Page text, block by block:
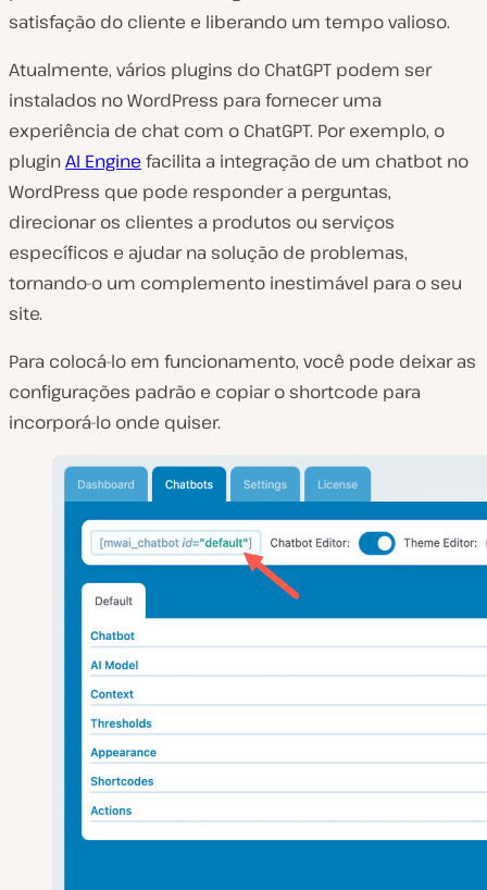
satisfação do cliente e liberando um tempo valioso.
Atualmente, vários plugins do ChatGPT podem ser
instalados no WordPress para fornecer uma
experiência de chat com o ChatGPT. Por exemplo, o
pluginAI Engine facilita a integração de um chatbot no
WordPress que pode responder a perguntas,
direcionar os clientes a produtos ou serviços
específicos e ajudar na solução de problemas,
tornando-o um complemento inestimável para o seu
site.
Para colocá-lo em funcionamento, você pode deixar as
configurações padrão e copiar o shortcode para
incorporá-lo onde quiser.